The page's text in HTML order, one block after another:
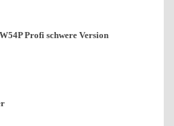
Profi schwere Version